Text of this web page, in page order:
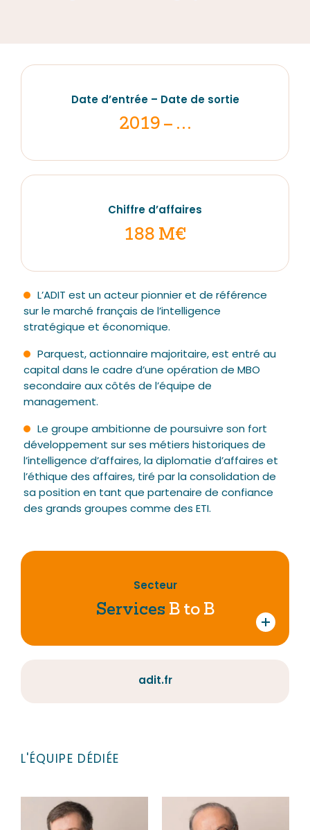
Date d’entrée – Date de sortie
2019 – …
Chiffre d’affaires
188 M€
L’ADIT est un acteur pionnier et de référence
sur le marché français de l’intelligence
stratégique et économique.
Parquest, actionnaire majoritaire, est entré au
capital dans le cadre d’une opération de MBO
secondaire aux côtés de l’équipe de
management.
Le groupe ambitionne de poursuivre son fort
développement sur ses métiers historiques de
l’intelligence d’affaires, la diplomatie d’affaires et
l’éthique des affaires, tiré par la consolidation de
sa position en tant que partenaire de confiance
des grands groupes comme des ETI.
Secteur
Services B to B
adit.fr
L'ÉQUIPE DÉDIÉE